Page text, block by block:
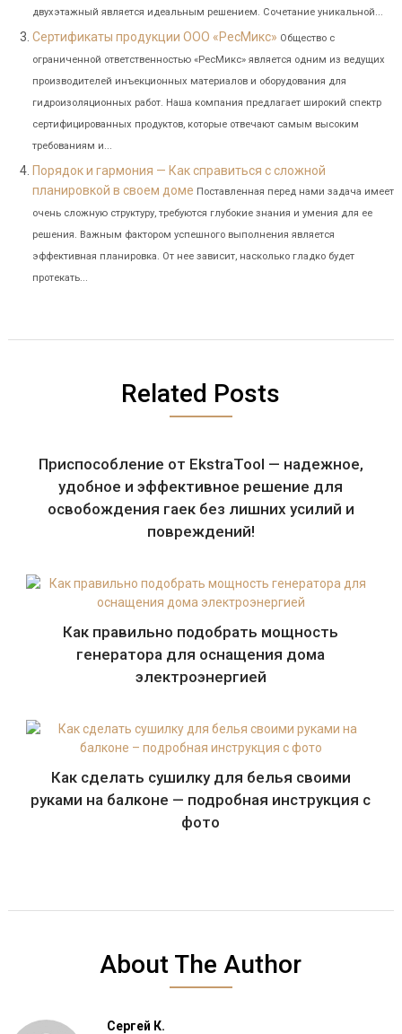
двухэтажный является идеальным решением. Сочетание уникальной...
Сертификаты продукции ООО «РесМикс» Общество с
ограниченной ответственностью «РесМикс» является одним из ведущих
производителей инъекционных материалов и оборудования для
гидроизоляционных работ. Наша компания предлагает широкий спектр
сертифицированных продуктов, которые отвечают самым высоким
требованиям и...
Порядок и гармония — Как справиться с сложной
планировкой в своем доме Поставленная перед нами задача имеет
очень сложную структуру, требуются глубокие знания и умения для ее
решения. Важным фактором успешного выполнения является
эффективная планировка. От нее зависит, насколько гладко будет
протекать...
Related Posts
Приспособление от EkstraTool — надежное,
удобное и эффективное решение для
освобождения гаек без лишних усилий и
повреждений!
Как правильно подобрать мощность
генератора для оснащения дома
электроэнергией
Как сделать сушилку для белья своими
руками на балконе — подробная инструкция с
фото
About The Author
Сергей К.